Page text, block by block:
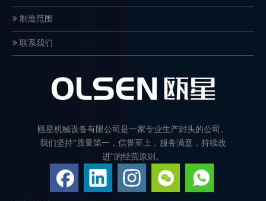
制造范围
联系我们
瓯星机械设备有限公司是一家专业生产封头的公司。
我们坚持“质量第一，信誉至上，服务满意，持续改
进”的经营原则。